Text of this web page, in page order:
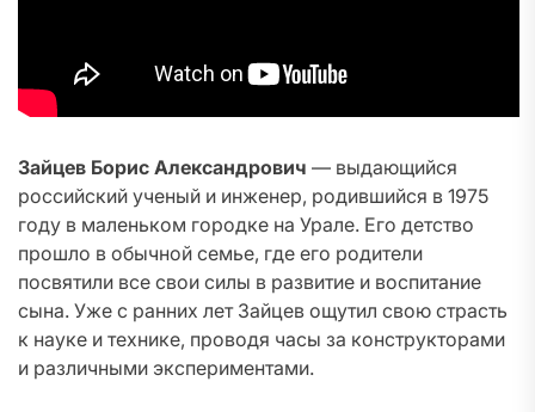
Зайцев Борис Александрович — выдающийся
российский ученый и инженер, родившийся в 1975
году в маленьком городке на Урале. Его детство
прошло в обычной семье, где его родители
посвятили все свои силы в развитие и воспитание
сына. Уже с ранних лет Зайцев ощутил свою страсть
к науке и технике, проводя часы за конструкторами
и различными экспериментами.